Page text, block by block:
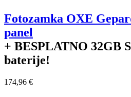
Fotozamka OXE
panel
+ BESPLATNO 32GB
baterije!
174,96 €